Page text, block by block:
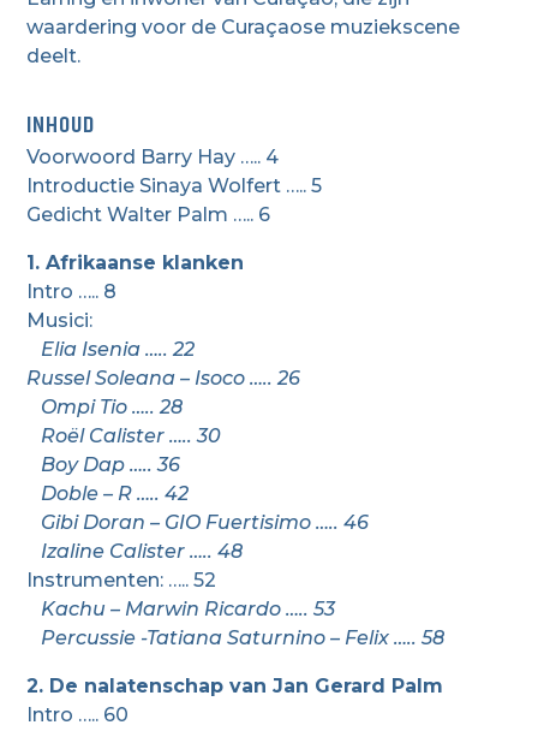
waardering voor de Curaçaose muziekscene
deelt.
INHOUD
Voorwoord Barry Hay ….. 4
Introductie Sinaya Wolfert ….. 5
Gedicht Walter Palm ….. 6
1. Afrikaanse klanken
Intro ….. 8
Musici:
Elia Isenia ….. 22
Russel Soleana – Isoco ….. 26
Ompi Tio ….. 28
Roël Calister ….. 30
Boy Dap ….. 36
Doble – R ….. 42
Gibi Doran – GIO Fuertisimo ….. 46
Izaline Calister ….. 48
Instrumenten: ….. 52
Kachu – Marwin Ricardo ….. 53
Percussie -Tatiana Saturnino – Felix ….. 58
2. De nalatenschap van Jan Gerard Palm
Intro ….. 60